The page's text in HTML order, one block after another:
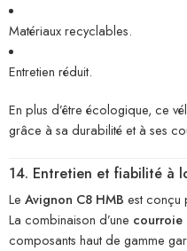
Matériaux recyclables.
Entretien réduit.
En plus d’être écologique, ce
grâce à sa durabilité et à ses
14. Entretien et fiabilité à
Le Avignon C8 HMB est conçu
La combinaison d’une courroie
composants haut de gamme